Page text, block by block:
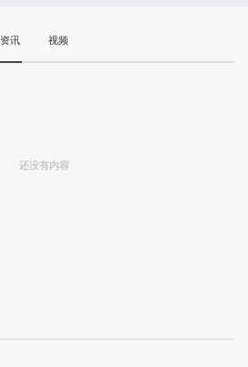
资讯 视频
还没有内容